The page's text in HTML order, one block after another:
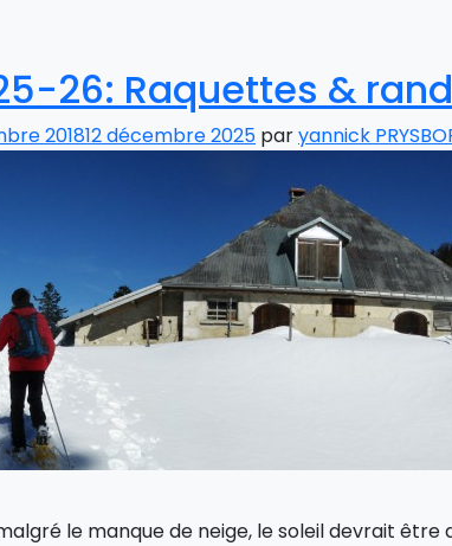
26: Raquettes &
201812 décembre 2025 paryannick
le manque de neige, le soleil devrait